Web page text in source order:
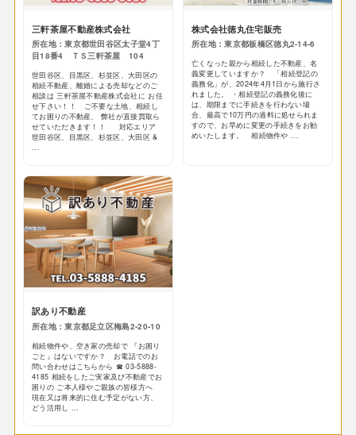
三軒茶屋不動産株式会社
所在地：東京都世田谷区太子堂4丁
目18番4 ＴＳ三軒茶屋 104
世田谷区、目黒区、杉並区、大田区の
相続不動産、離婚による売却などのご
相談は 三軒茶屋不動産株式会社に お任
せ下さい！！ ご不要な土地、相続し
てお困りの不動産、 弊社が直接買取ら
せていただきます！！ 対応エリア
世田谷区、目黒区、杉並区、大田区 &
...
株式会社徳丸住宅販売
所在地：東京都板橋区徳丸2-14-6
亡くなった親から相続した不動産、名
義変更していますか？ 「相続登記の
義務化」が、2024年4月1日から施行さ
れました。 ・相続登記の義務化後に
は、期限までに手続きを行わない場
合、最高で10万円の過料に処せられま
すので、お早めに変更の手続きをお勧
めいたします。 相続物件や ...
訳あり不動産
所在地：東京都足立区梅島2-20-10
相続物件や、空き家の売却で 『お困り
ごと』はないですか？ お電話でのお
問い合わせはこちらから ☎ 03-5888-
4185 相続をしたご実家及び不動産でお
困りの ご本人様やご親族の皆様方へ
現在又は将来的に住む予定がない方、
どう活用し ...